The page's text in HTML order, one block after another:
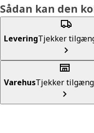
Sådan kan den
LeveringTjekker
VarehusTjekker